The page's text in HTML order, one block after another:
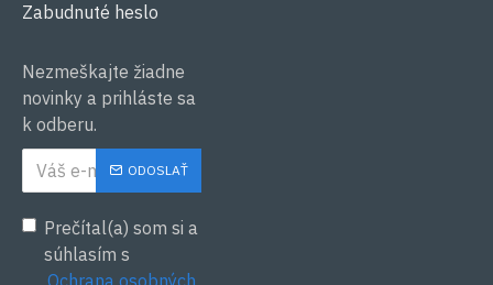
Zabudnuté heslo
Nezmeškajte žiadne
novinky a prihláste sa
k odberu.
ODOSLAŤ
Prečítal(a) som si a
súhlasím s
Ochrana osobných